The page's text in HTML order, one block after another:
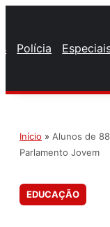
Polícia
Início » Alunos de
Parlamento Jovem
EDUCAÇÃO